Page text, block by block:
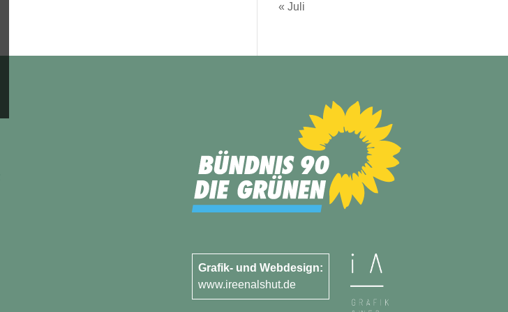
« Juli
Grafik- und Webdesign:
www.ireenalshut.de